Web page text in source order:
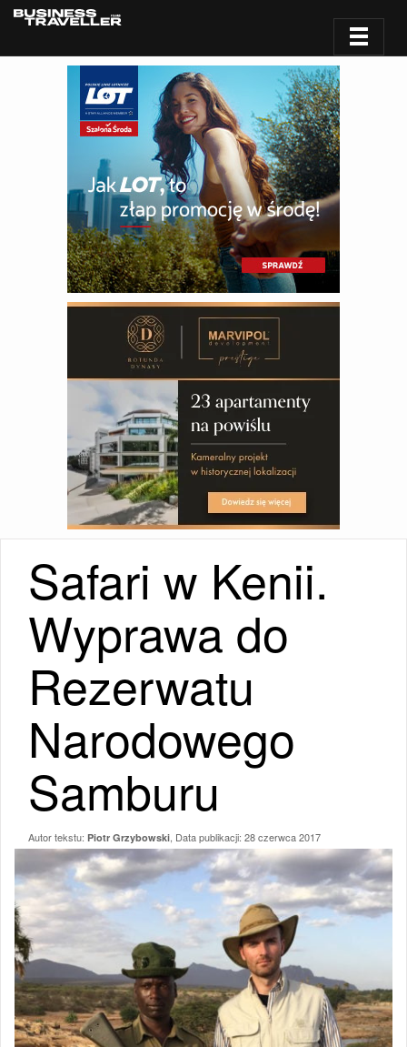
Safari w Kenii.
Wyprawa do
Rezerwatu
Narodowego
Samburu
Autor tekstu: Piotr Grzybowski , Data publikacji: 28 czerwca 2017